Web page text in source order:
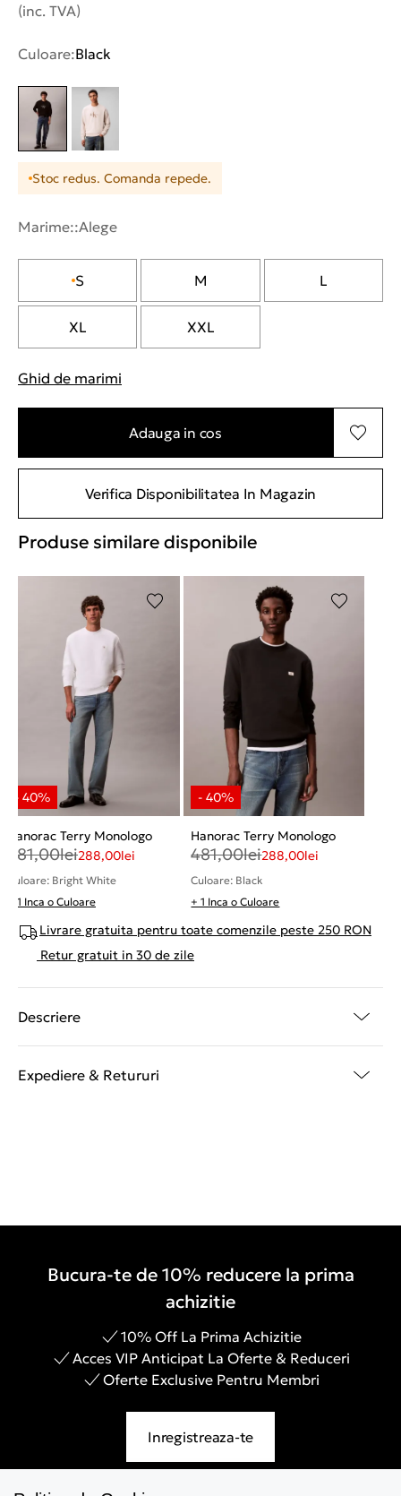
(inc. TVA)
Culoare:Black
Stoc redus. Comanda repede.
Marime::Alege
S M L
XL XXL
Ghid de marimi
Adauga in cos
Verifica Disponibilitatea In Magazin
Produse similare disponibile
Hanorac Terry Monologo
481,00lei288,00lei
Culoare: Bright White
+ 1 Inca o Culoare
Hanorac Terry Monologo
481,00lei288,00lei
Culoare: Black
+ 1 Inca o Culoare
Livrare gratuita pentru toate comenzile peste 250 RON
Retur gratuit in 30 de zile
Descriere
Expediere & Retururi
Bucura-te de 10% reducere la prima
achizitie
10% Off La Prima Achizitie
Acces VIP Anticipat La Oferte & Reduceri
Oferte Exclusive Pentru Membri
Inregistreaza-te